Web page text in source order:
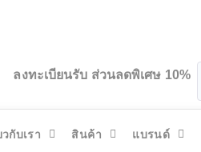
ลงทะเบียนรับ ส่วนลดพิเศษ 10%
วกับเรา สินค้า แบรนด์